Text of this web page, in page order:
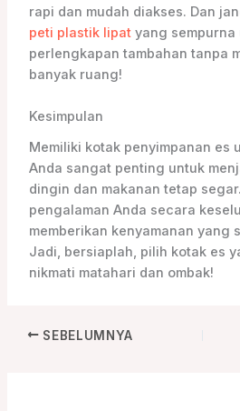
rapi dan mudah diakses. Dan
peti plastik lipatyang sempurna
perlengkapan tambahan tanpa
banyak ruang!
Kesimpulan
Memiliki kotak penyimpanan es
Anda sangat penting untuk
dingin dan makanan tetap
pengalaman Anda secara
memberikan kenyamanan yang
Jadi, bersiaplah, pilih kotak es
nikmati matahari dan ombak!
SEBELUMNYA